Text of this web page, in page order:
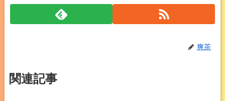
爽茶
関連記事